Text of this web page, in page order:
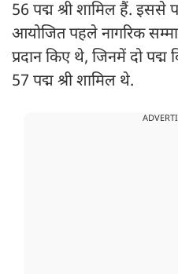
56 पद्म श्री शामिल हैं. इससे
आयोजित पहले नागरिक
प्रदान किए थे, जिनमें दो
57 पद्म श्री शामिल थे.